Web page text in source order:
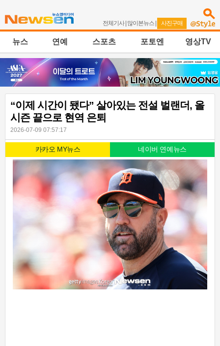
전체기사| 많이본뉴스 | 사진구매
뉴스 연예 스포츠 포토엔 영상TV
“이제 시간이 됐다” 살아있는 전설 벌랜더, 올
시즌 끝으로 현역 은퇴
2026-07-09 07:57:17
카카오 MY뉴스 네이버 연예뉴스